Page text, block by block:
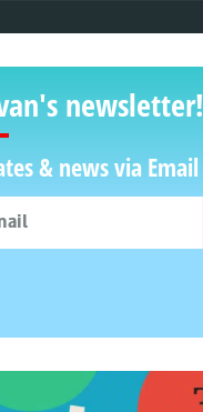
newsletter!
& news via Email